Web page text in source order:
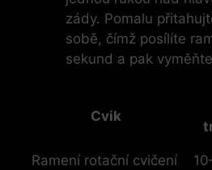
zády. Pomalu
sobě, čímž posílíte
sekund a pak
Cvik
Ramení rotační cvičení